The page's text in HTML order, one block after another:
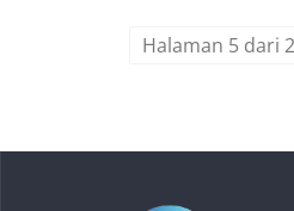
Halaman 5 dari